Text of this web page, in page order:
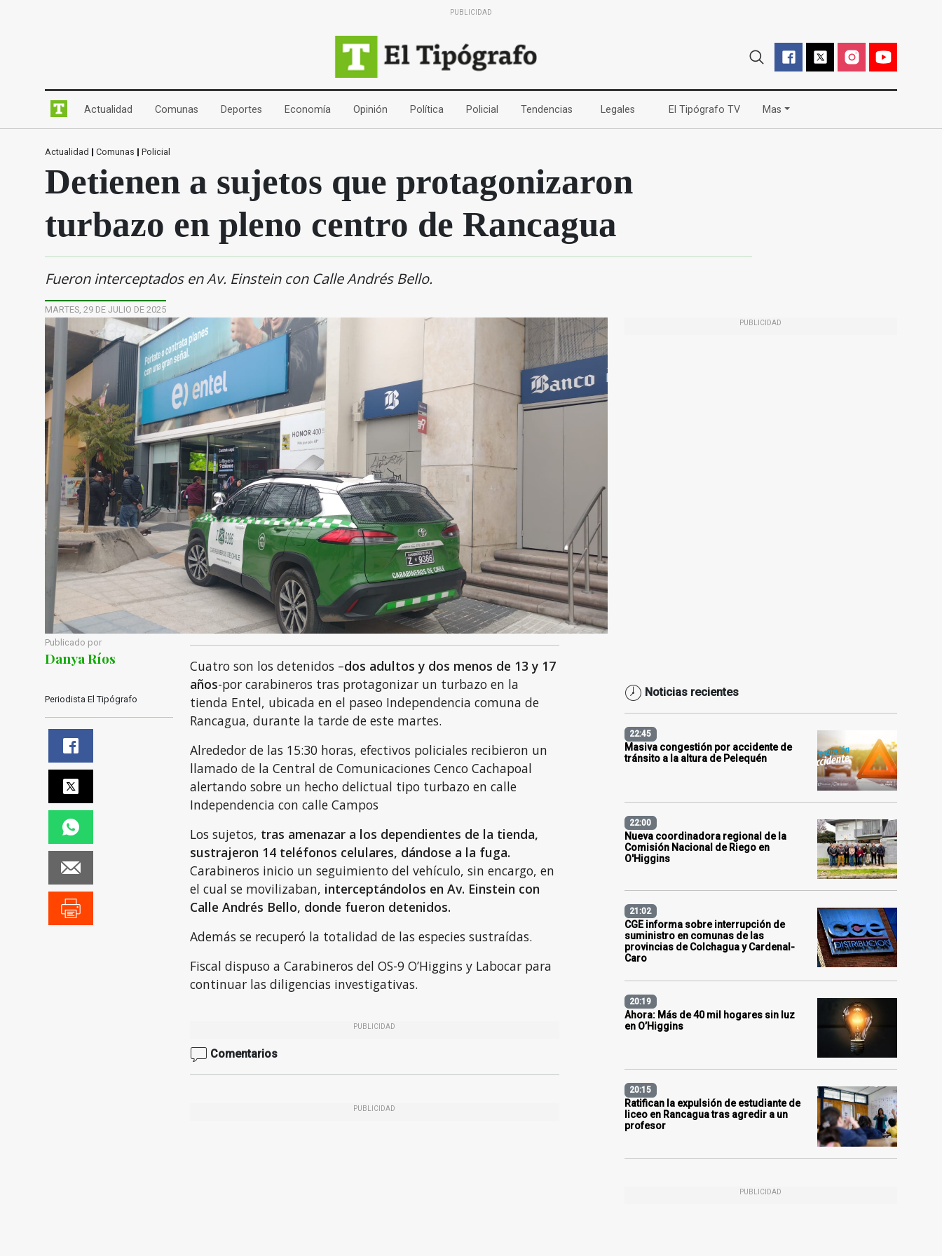
PUBLICIDAD
Actualidad (current)Comunas (current)Deportes (current)Economía (current)Opinión (current)Política (current)Policial (current)Tendencias (current)Legales (current)El Tipógrafo TV(current)
Mas
Actualidad | Comunas | Policial
Detienen a sujetos que protagonizaron
turbazo en pleno centro de Rancagua
Fueron interceptados en Av. Einstein con Calle Andrés Bello.
MARTES, 29 DE JULIO DE 2025
PUBLICIDAD
Publicado por
Danya Ríos
Periodista El Tipógrafo
Cuatro son los detenidos –dos adultos y dos menos de 13 y 17
años-por carabineros tras protagonizar un turbazo en la
tienda Entel, ubicada en el paseo Independencia comuna de
Rancagua, durante la tarde de este martes.
Alrededor de las 15:30 horas, efectivos policiales recibieron un
llamado de la Central de Comunicaciones Cenco Cachapoal
alertando sobre un hecho delictual tipo turbazo en calle
Independencia con calle Campos
Los sujetos, tras amenazar a los dependientes de la tienda,
sustrajeron 14 teléfonos celulares, dándose a la fuga.
Carabineros inicio un seguimiento del vehículo, sin encargo, en
el cual se movilizaban, interceptándolos en Av. Einstein con
Calle Andrés Bello, donde fueron detenidos.
Además se recuperó la totalidad de las especies sustraídas.
Fiscal dispuso a Carabineros del OS-9 O’Higgins y Labocar para
continuar las diligencias investigativas.
PUBLICIDAD
Comentarios
PUBLICIDAD
Noticias recientes
22:45
Masiva congestión por accidente de
tránsito a la altura de Pelequén
22:00
Nueva coordinadora regional de la
Comisión Nacional de Riego en
O'Higgins
21:02
CGE informa sobre interrupción de
suministro en comunas de las
provincias de Colchagua y Cardenal-
Caro
20:19
Ahora: Más de 40 mil hogares sin luz
en O’Higgins
20:15
Ratifican la expulsión de estudiante de
liceo en Rancagua tras agredir a un
profesor
PUBLICIDAD